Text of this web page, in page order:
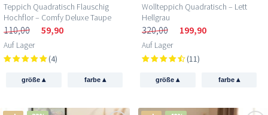
Teppich Quadratisch Flauschig
Hochflor – Comfy Deluxe Taupe
110,00 59,90
Auf Lager
(4)
größe▴ farbe ▴
Wollteppich Quadratisch – Lett
Hellgrau
320,00 199,90
Auf Lager
(11)
größe▴ farbe ▴